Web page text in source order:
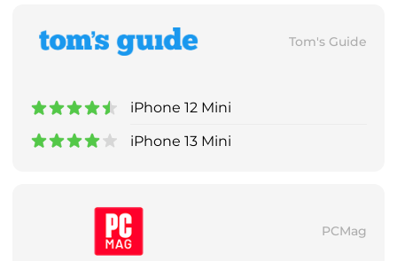
Tom's Guide
iPhone 12 Mini
iPhone 13 Mini
PCMag